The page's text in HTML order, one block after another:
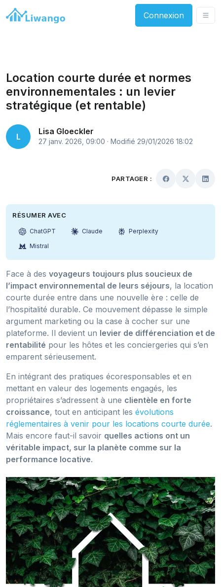
Connexion
Location courte durée et normes
environnementales : un levier
stratégique (et rentable)
L
Lisa Gloeckler
27 janv. 2026, 09:00 · Modifié 29/01/2026 18:02
PARTAGER :
RÉSUMER AVEC
ChatGPT Claude
Perplexity
Mistral
Face à des voyageurs toujours plus soucieux de
l’impact environnemental de leurs séjours, la location
courte durée entre dans une nouvelle ère : celle de
l’hospitalité durable. Ce mouvement dépasse le simple
argument marketing ou la case à cocher sur une
plateforme. Il devient un levier de différenciation et de
rentabilité pour les hôtes et les conciergeries qui s’en
emparent sérieusement.
En intégrant des pratiques écoresponsables et en
mettant en valeur des logements engagés, les
propriétaires s’adressent à une clientèle en forte
croissance, tout en anticipant les évolutions
réglementaires à venir pour les locations courte durée.
Mais encore faut-il savoir quelles actions ont un
véritable impact, sur la planète comme sur la
performance locative.